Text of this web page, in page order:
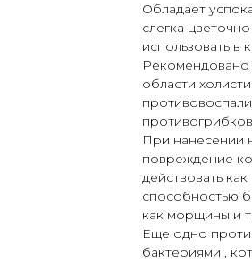
Обладает
слегка
использовать в
области
При нанесении
повреждение
действовать
способностью
как морщины и
Еще одно
бактериями ,